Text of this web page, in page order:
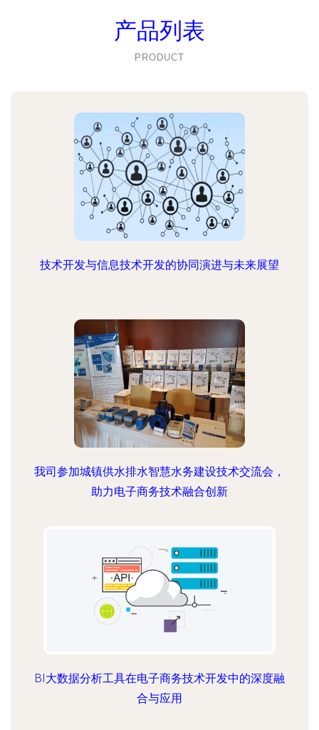
产品列表
PRODUCT
技术开发与信息技术开发的协同演进与未来展望
我司参加城镇供水排水智慧水务建设技术交流会，
助力电子商务技术融合创新
BI大数据分析工具在电子商务技术开发中的深度融
合与应用